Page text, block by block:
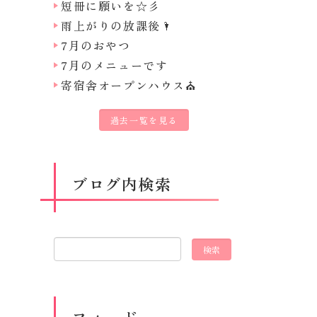
短冊に願いを☆彡
雨上がりの放課後🌂
7月のおやつ
7月のメニューです
寄宿舎オープンハウス⛪
過去一覧を見る
ブログ内検索